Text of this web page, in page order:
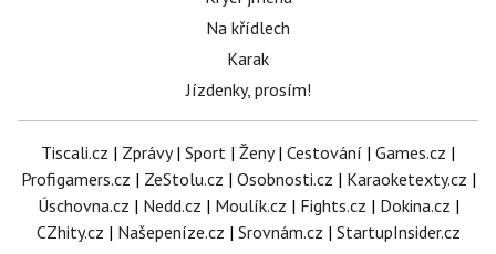
Na křídlech
Karak
Jízdenky, prosím!
Tiscali.cz | Zprávy| Sport | Ženy| Cestování | Games.cz |
Profigamers.cz | ZeStolu.cz | Osobnosti.cz | Karaoketexty.cz |
Úschovna.cz | Nedd.cz | Moulík.cz | Fights.cz | Dokina.cz |
CZhity.cz | Našepeníze.cz | Srovnám.cz | StartupInsider.cz